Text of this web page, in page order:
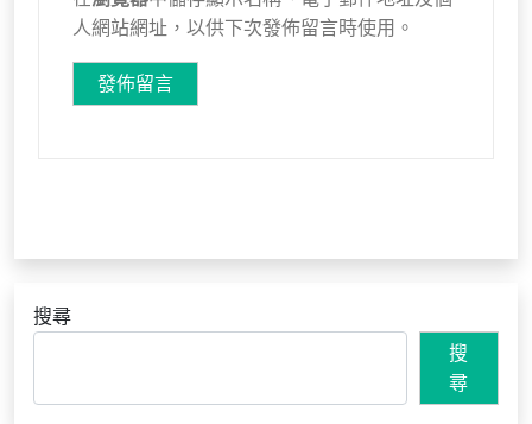
人網站網址，以供下次發佈留言時使用。
搜尋
搜
尋